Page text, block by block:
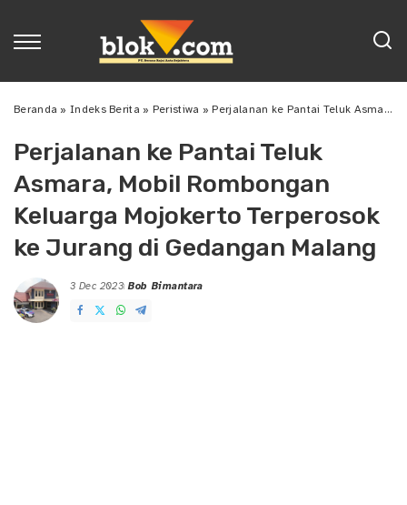
Beranda »Indeks Berita » Peristiwa »Perjalanan ke Pantai Teluk Asmara, Mobil Rombongan Keluarga Mojokerto Terperosok ke Jurang di Gedangan Malang
Perjalanan ke Pantai Teluk
Asmara, Mobil Rombongan
Keluarga Mojokerto Terperosok
ke Jurang di Gedangan Malang
3 Dec 2023
Posted
by
Bob Bimantara